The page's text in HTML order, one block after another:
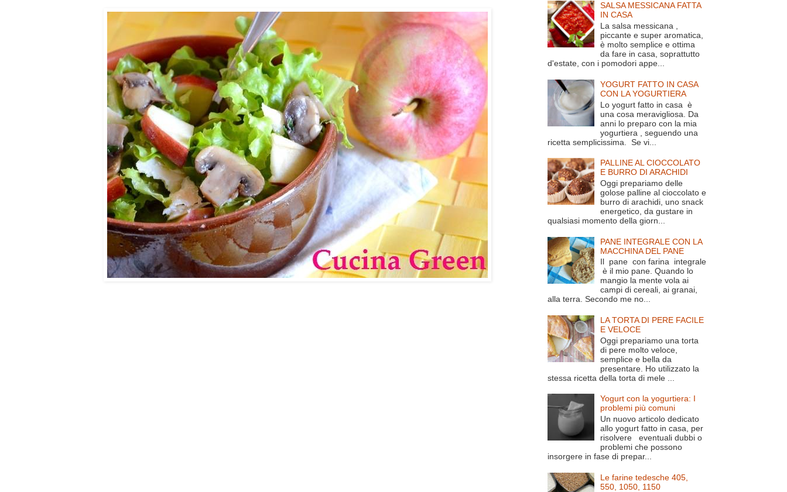
SALSA MESSICANA FATTA
IN CASA
La salsa messicana ,
piccante e super aromatica,
è molto semplice e ottima
da fare in casa, soprattutto
d'estate, con i pomodori appe...
YOGURT FATTO IN CASA
CON LA YOGURTIERA
Lo yogurt fatto in casa è
una cosa meravigliosa. Da
anni lo preparo con la mia
yogurtiera , seguendo una
ricetta semplicissima. Se vi...
PALLINE AL CIOCCOLATO
E BURRO DI ARACHIDI
Oggi prepariamo delle
golose palline al cioccolato e
burro di arachidi, uno snack
energetico, da gustare in
qualsiasi momento della giorn...
PANE INTEGRALE CON LA
MACCHINA DEL PANE
Il pane con farina integrale
è il mio pane. Quando lo
mangio la mente vola ai
campi di cereali, ai granai,
alla terra. Secondo me no...
LA TORTA DI PERE FACILE
E VELOCE
Oggi prepariamo una torta
di pere molto veloce,
semplice e bella da
presentare. Ho utilizzato la
stessa ricetta della torta di mele ...
Yogurt con la yogurtiera: I
problemi più comuni
Un nuovo articolo dedicato
allo yogurt fatto in casa, per
risolvere eventuali dubbi o
problemi che possono
insorgere in fase di prepar...
Le farine tedesche 405,
550, 1050, 1150